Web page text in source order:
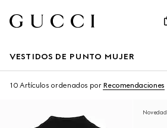
VESTIDOS DE PUNTO MUJER
10 Artículos ordenados por Recomendaciones
Novedad